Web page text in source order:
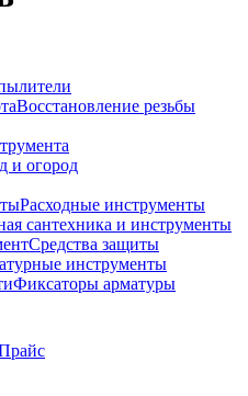
Восстановление резьбы
и огород
Расходные инструменты
сантехника и инструменты
Средства защиты
инструменты
Фиксаторы арматуры